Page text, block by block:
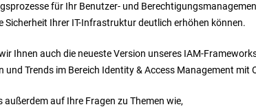
für Ihr Benutzer- und
Sicherheit Ihrer IT-Infrastruktur deutlich erhöhen können.
Ihnen auch die neueste Version unseres IAM-
und Trends im Bereich Identity & Access Management mit
außerdem auf Ihre Fragen zu Themen wie,